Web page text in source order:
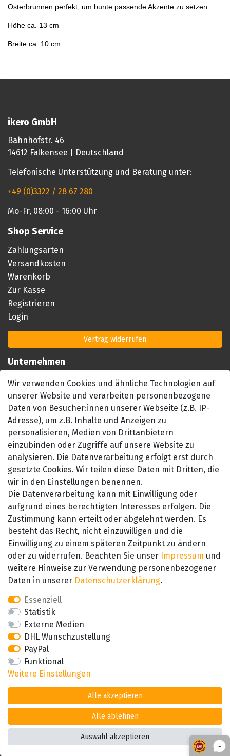
-
Osterbrunnen perfekt, um bunte passende Akzente zu setzen.
Höhe ca. 13 cm
Breite ca. 10 cm
ikero GmbH
Bahnhofstr. 46
14612 Falkensee | Deutschland
Telefonische Unterstützung und Beratung unter:
+49 (0)3322 / 28 67 280
Mo-Fr, 08:00 - 16:00 Uhr
Shop Service
Zahlungsarten
Versandkosten
Warenkorb
Zur Kasse
Registrieren
Login
Vertrag widerrufen
Unternehmen
Impressum
AGB
Datenschutzerklärung
Barrierefreiheitserklärung
Widerrufsrecht
Kontakt
SEHR GUT
4.89 / 5
aus 657 Bewertungen
bei: amazon.de,
amazon.fr, amazon.it
Wir verwenden Cookies und ähnliche Technologien auf
unserer Website und verarbeiten personenbezogene
Daten von Besucher:innen unserer Webseite (z.B. IP-
Adresse), um z.B. Inhalte und Anzeigen zu
personalisieren, Medien von Drittanbietern
einzubinden oder Zugriffe auf unsere Website zu
analysieren. Die Datenverarbeitung erfolgt erst durch
gesetzte Cookies. Wir teilen diese Daten mit Dritten, die
wir in den Einstellungen benennen.
Die Datenverarbeitung kann mit Einwilligung oder
aufgrund eines berechtigten Interesses erfolgen. Die
Zustimmung kann erteilt oder abgelehnt werden. Es
besteht das Recht, nicht einzuwilligen und die
Einwilligung zu einem späteren Zeitpunkt zu ändern
oder zu widerrufen. Beachten Sie unser Impressum und
weitere Hinweise zur Verwendung personenbezogener
Daten in unserer Daten­schutz­erklärung.
Essenziell
Statistik
Externe Medien
DHL Wunschzustellung
PayPal
Funktional
Weitere Einstellungen
Alle akzeptieren
Alle ablehnen
Auswahl akzeptieren
*Alle Preise inkl. der gesetzl. MwSt zzgl. Versand
© Copyright 2026 Alle Rechte vorbehalten. |webshop by